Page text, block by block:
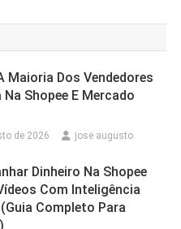
Maioria Dos Vendedores
Shopee E Mercado
de 2026 jose augusto
Dinheiro Na Shopee
Com Inteligência
Completo Para